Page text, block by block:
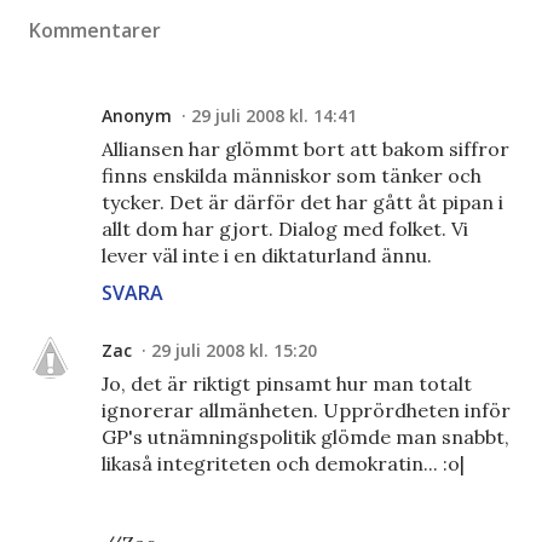
Kommentarer
Anonym 29 juli 2008 kl. 14:41
Alliansen har glömmt bort att bakom siffror
finns enskilda människor som tänker och
tycker. Det är därför det har gått åt pipan i
allt dom har gjort. Dialog med folket. Vi
lever väl inte i en diktaturland ännu.
SVARA
Zac 29 juli 2008 kl. 15:20
Jo, det är riktigt pinsamt hur man totalt
ignorerar allmänheten. Upprördheten inför
GP's utnämningspolitik glömde man snabbt,
likaså integriteten och demokratin... :o|